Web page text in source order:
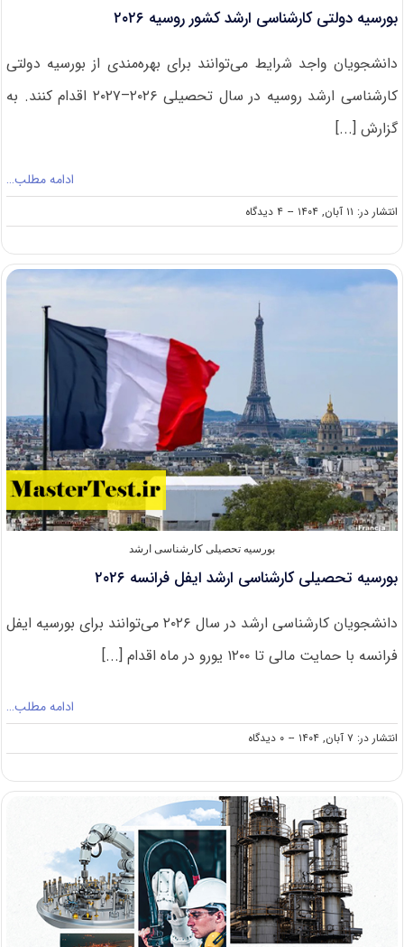
بورسیه دولتی کارشناسی ارشد کشور روسیه ۲۰۲۶
دانشجویان واجد شرایط می‌توانند برای بهره‌مندی از بورسیه دولتی
کارشناسی ارشد روسیه در سال تحصیلی ۲۰۲۶–۲۰۲۷ اقدام کنند. به
گزارش [...]
ادامه مطلب…
انتشار در: ۱۱ آبان, ۱۴۰۴ -- ۴ دیدگاه
on
بورسیه
کارشناسی
کشور
بورسیه تحصیلی کارشناسی ارشد
بورسیه تحصیلی کارشناسی ارشد ایفل فرانسه ۲۰۲۶
دانشجویان کارشناسی ارشد در سال ۲۰۲۶ می‌توانند برای بورسیه ایفل
فرانسه با حمایت مالی تا ۱۲۰۰ یورو در ماه اقدام [...]
ادامه مطلب…
انتشار در: ۷ آبان, ۱۴۰۴ -- ۰ دیدگاه
on
بورسیه
کارشناسی
ارشد
ایفل
فرانسه
۲۰۲۶